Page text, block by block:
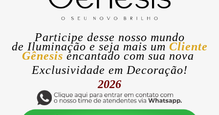
Participe desse nosso mundo
de Iluminação e seja mais um Cliente
Gênesis encantado com sua nova
Exclusividade em Decoração!
2026